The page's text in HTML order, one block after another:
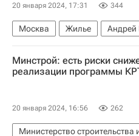
20 января 2024, 17:31 344
Москва Жилье Андрей
Минстрой: есть риски
реализации программы
20 января 2024, 16:56 262